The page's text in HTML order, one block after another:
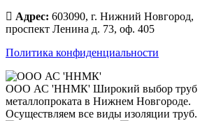
Адрес: 603090, г. Нижний Новгород,
проспект Ленина д. 73, оф. 405
Политика конфиденциальности
ООО АС 'ННМК' Широкий выбор труб
металлопроката в Нижнем Новгороде.
Осуществляем все виды изоляции труб.